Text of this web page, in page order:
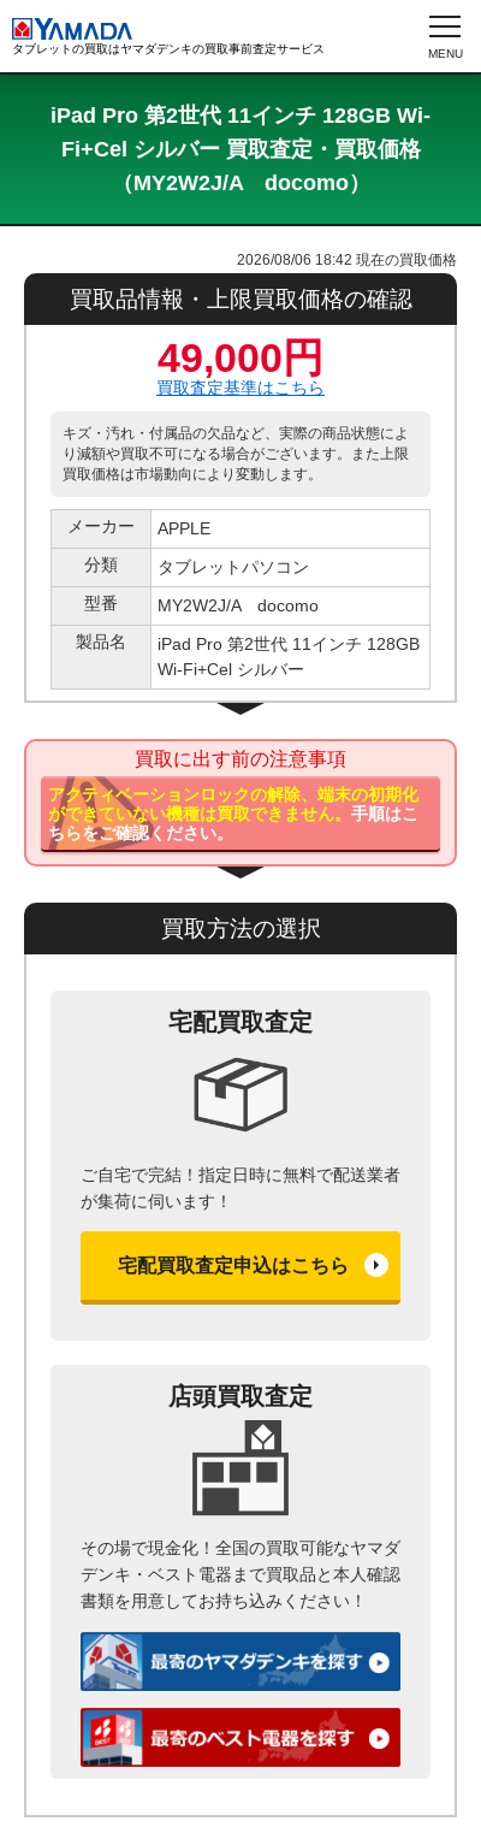
タブレットの買取はヤマダデンキの買取事前査定サービス
iPad Pro 第2世代 11インチ 128GB Wi-
Fi+Cel シルバー 買取査定・買取価格
（MY2W2J/A docomo）
2026/08/06 18:42 現在の買取価格
買取品情報・上限買取価格の確認
49,000円
買取査定基準はこちら
キズ・汚れ・付属品の欠品など、実際の商品状態によ
り減額や買取不可になる場合がございます。また上限
買取価格は市場動向により変動します。
メーカー
APPLE
分類
タブレットパソコン
型番
MY2W2J/A docomo
製品名
iPad Pro 第2世代 11インチ 128GB
Wi-Fi+Cel シルバー
買取に出す前の注意事項
アクティベーションロックの解除、端末の初期化
ができていない機種は買取できません。手順はこ
ちらをご確認ください。
買取方法の選択
宅配買取査定
ご自宅で完結！指定日時に無料で配送業者
が集荷に伺います！
宅配買取査定申込はこちら
店頭買取査定
その場で現金化！全国の買取可能なヤマダ
デンキ・ベスト電器まで買取品と本人確認
書類を用意してお持ち込みください！